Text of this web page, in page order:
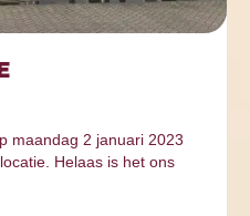
maandag 2 januari 2023
Helaas is het ons